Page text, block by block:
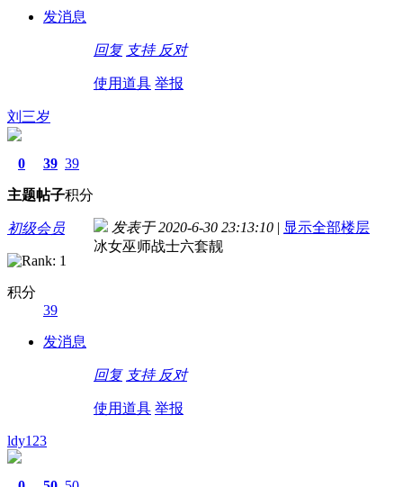
发消息
回复 支持 反对
使用道具 举报
刘三岁
0
主题
39
帖子
39
积分
初级会员
积分
39
发消息
发表于 2020-6-30 23:13:10 | 显示全部楼层
冰女巫师战士六套靓
回复 支持 反对
使用道具 举报
ldy123